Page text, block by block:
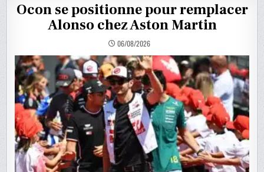
Ocon se positionne pour remplacer
Alonso chez Aston Martin
06/08/2026